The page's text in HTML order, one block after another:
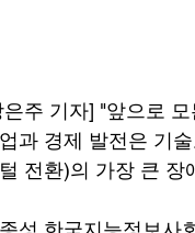
은주 기자] "앞으로
과 경제 발전은 기
전환)의 가장 큰 장